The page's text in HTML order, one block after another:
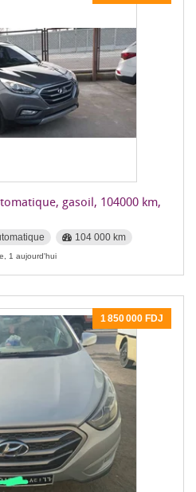
gasoil, 104000 km,
104 000 km
1 aujourd'hui
1 850 000 FDJ